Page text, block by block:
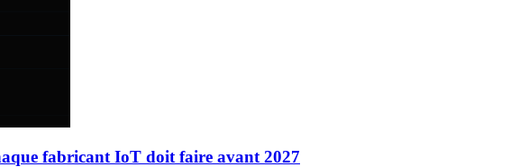
fabricant IoT doit faire avant 2027